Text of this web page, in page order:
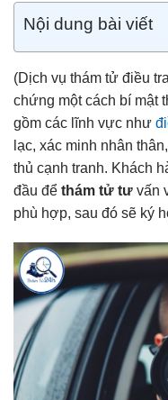
Nội dung bài viết
(Dịch vụ thám tử điều
chứng một cách bí mật
gồm các lĩnh vực như
lạc, xác minh nhân
thủ cạnh tranh. Khách
đầu để thám tử tư vấn
phù hợp, sau đó sẽ ký